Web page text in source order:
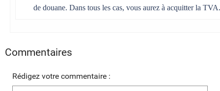
de douane. Dans tous les cas, vous aurez à acquitter la TVA.
Commentaires
Rédigez votre commentaire :